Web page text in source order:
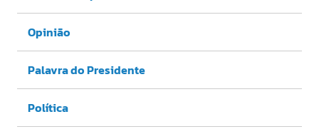
Opinião
Palavra do Presidente
Política